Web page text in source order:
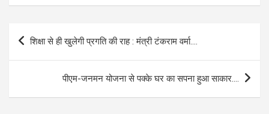
ce
o
se
g
er
at
A
p
p
e
gr
a
m
ail py
Li
n
k
ar
Post
navigation
शिक्षा से ही खुलेगी प्रगति की राह : मंत्री टंकराम वर्मा….
पीएम-जनमन योजना से पक्के घर का सपना हुआ साकार….